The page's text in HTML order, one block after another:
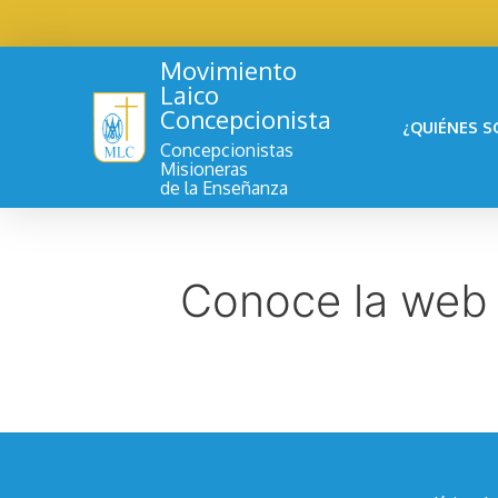
Movimiento
Laico
Concepcionista
Concepcionistas
Misioneras
de la Enseñanza
¿QUIÉNES
Conoce la